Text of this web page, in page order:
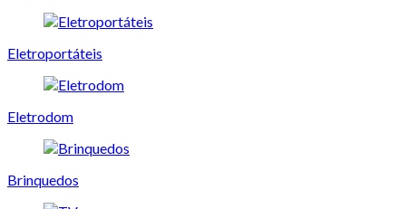
Eletroportáteis
Eletrodom
Brinquedos